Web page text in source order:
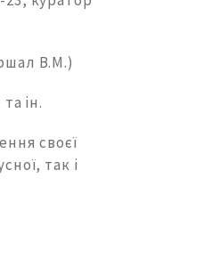
В.М.)
ін.
своєї
так і